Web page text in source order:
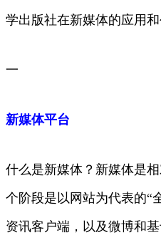
学出版社在新媒体的应用
一
新媒体平台
什么是新媒体？新媒体是
个阶段是以网站为代表的“
资讯客户端，以及微博和